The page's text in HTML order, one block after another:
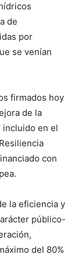
de
por
se venían
firmados hoy
de la
incluido en el
con
la eficiencia y
público-
del 80%